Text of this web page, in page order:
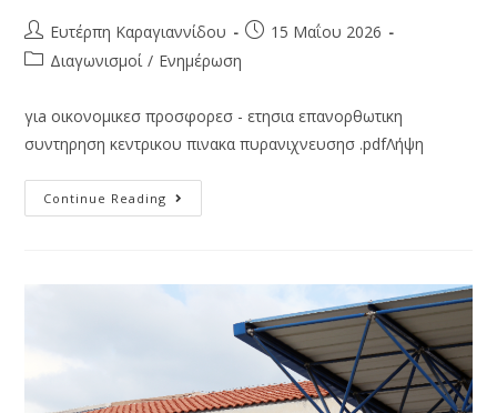
Ευτέρπη Καραγιαννίδου
15 Μαΐου 2026
Διαγωνισμοί / Ενημέρωση
γιa οικονομικεσ προσφορεσ - ετησια επανορθωτικη
συντηρηση κεντρικου πινακα πυρανιχνευσησ .pdfΛήψη
Continue Reading